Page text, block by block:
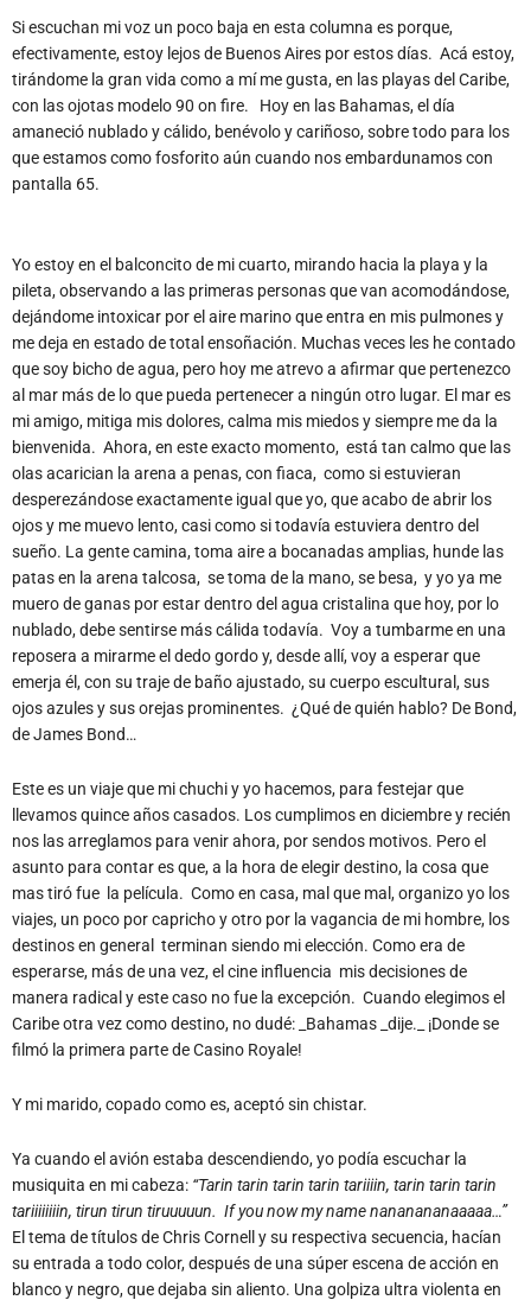
Si escuchan mi voz un poco baja en esta columna es porque,
efectivamente, estoy lejos de Buenos Aires por estos días. Acá estoy,
tirándome la gran vida como a mí me gusta, en las playas del Caribe,
con las ojotas modelo 90 on fire. Hoy en las Bahamas, el día
amaneció nublado y cálido, benévolo y cariñoso, sobre todo para los
que estamos como fosforito aún cuando nos embardunamos con
pantalla 65.
Yo estoy en el balconcito de mi cuarto, mirando hacia la playa y la
pileta, observando a las primeras personas que van acomodándose,
dejándome intoxicar por el aire marino que entra en mis pulmones y
me deja en estado de total ensoñación. Muchas veces les he contado
que soy bicho de agua, pero hoy me atrevo a afirmar que pertenezco
al mar más de lo que pueda pertenecer a ningún otro lugar. El mar es
mi amigo, mitiga mis dolores, calma mis miedos y siempre me da la
bienvenida. Ahora, en este exacto momento, está tan calmo que las
olas acarician la arena a penas, con fiaca, como si estuvieran
desperezándose exactamente igual que yo, que acabo de abrir los
ojos y me muevo lento, casi como si todavía estuviera dentro del
sueño. La gente camina, toma aire a bocanadas amplias, hunde las
patas en la arena talcosa, se toma de la mano, se besa, y yo ya me
muero de ganas por estar dentro del agua cristalina que hoy, por lo
nublado, debe sentirse más cálida todavía. Voy a tumbarme en una
reposera a mirarme el dedo gordo y, desde allí, voy a esperar que
emerja él, con su traje de baño ajustado, su cuerpo escultural, sus
ojos azules y sus orejas prominentes. ¿Qué de quién hablo? De Bond,
de James Bond…
Este es un viaje que mi chuchi y yo hacemos, para festejar que
llevamos quince años casados. Los cumplimos en diciembre y recién
nos las arreglamos para venir ahora, por sendos motivos. Pero el
asunto para contar es que, a la hora de elegir destino, la cosa que
mas tiró fue la película. Como en casa, mal que mal, organizo yo los
viajes, un poco por capricho y otro por la vagancia de mi hombre, los
destinos en general terminan siendo mi elección. Como era de
esperarse, más de una vez, el cine influencia mis decisiones de
manera radical y este caso no fue la excepción. Cuando elegimos el
Caribe otra vez como destino, no dudé: _Bahamas _dije._ ¡Donde se
filmó la primera parte de Casino Royale!
Y mi marido, copado como es, aceptó sin chistar.
Ya cuando el avión estaba descendiendo, yo podía escuchar la
musiquita en mi cabeza: “Tarin tarin tarin tarin tariiiin, tarin tarin tarin
tariiiiiiiin, tirun tirun tiruuuuun. If you now my name nananananaaaaa…”
El tema de títulos de Chris Cornell y su respectiva secuencia, hacían
su entrada a todo color, después de una súper escena de acción en
blanco y negro, que dejaba sin aliento. Una golpiza ultra violenta en